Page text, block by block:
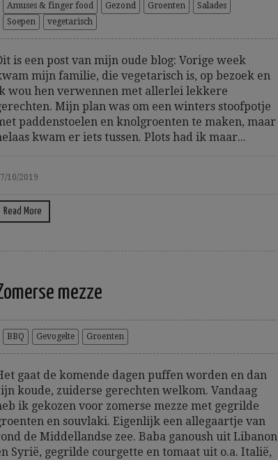
Amuses & finger food
Gezond Groenten
Salades
Soepen
vegetarisch
is een post van mijn oude blog: Vorige week
mijn familie, die vegetarisch is, op bezoek en
wou hen verwennen met allerlei lekkere
Mijn plan was om een winters stoofpotje
paddenstoelen en knolgroenten te maken, maar
kwam er iets tussen. Plots had ik maar...
10/2019
Read More
mezze
BBQ Gevogelte Groenten
gaat de komende dagen puffen worden en dan
koude, zuiderse gerechten welkom. Vandaag
ik gekozen voor zomerse mezze met gegrilde
en souvlaki. Eigenlijk een allegaartje van
de Middellandse zee. Baba ganoush uit Libanon
Syrië, gegrilde courgette en tomaat uit o.a. Italië,